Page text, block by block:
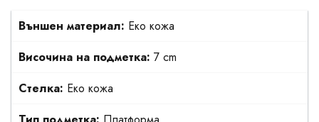
Външен материал: Еко кожа
Височина на подметка: 7 cm
Стелка: Еко кожа